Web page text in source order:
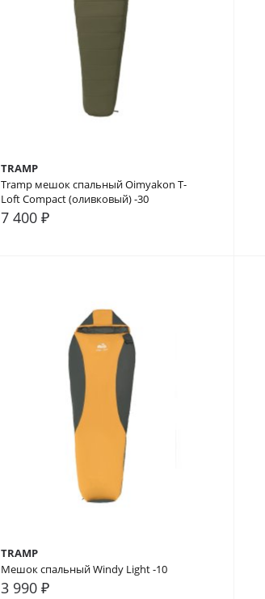
TRAMP
Tramp мешок спальный Oimyakon T-
Loft Compact (оливковый) -30
7 400 ₽В сравнение
TRAMP
Мешок спальный Windy Light -10
3 990 ₽